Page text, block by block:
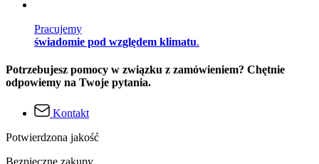
Pracujemy
świadomie pod względem klimatu.
Potrzebujesz pomocy w związku z zamówieniem? Chętnie
odpowiemy na Twoje pytania.
Kontakt
Potwierdzona jakość